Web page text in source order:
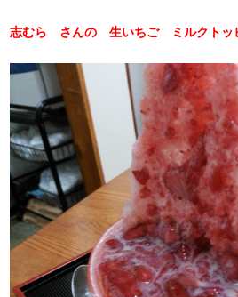
志むら さんの 生いちご ミルクトッ